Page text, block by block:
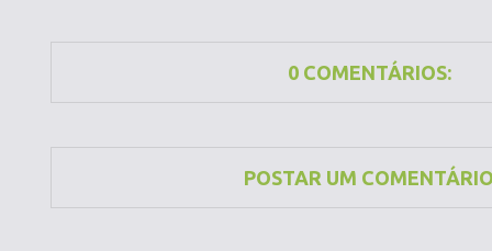
0 COMENTÁRIOS:
POSTAR UM